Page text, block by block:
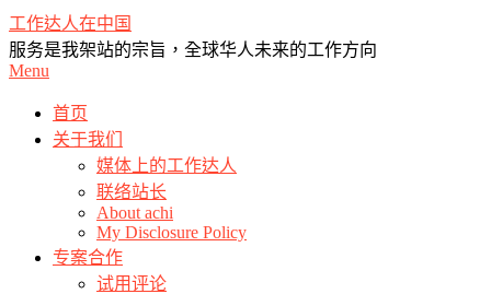
Skip
to
content
工作达人在中国
服务是我架站的宗旨，全球华人未来的工作方向
Primary
Menu
Menu
首页
关于我们
媒体上的工作达人
联络站长
About achi
My Disclosure Policy
专案合作
试用评论